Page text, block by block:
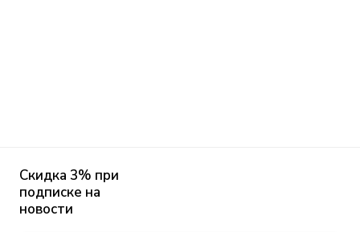
Скидка 3% при
подписке на
новости